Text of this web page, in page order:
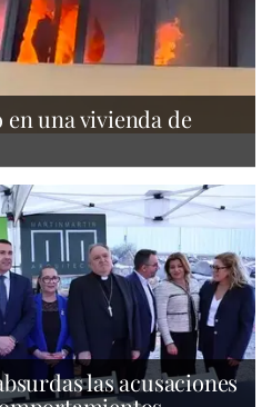
una vivienda de
las acusaciones